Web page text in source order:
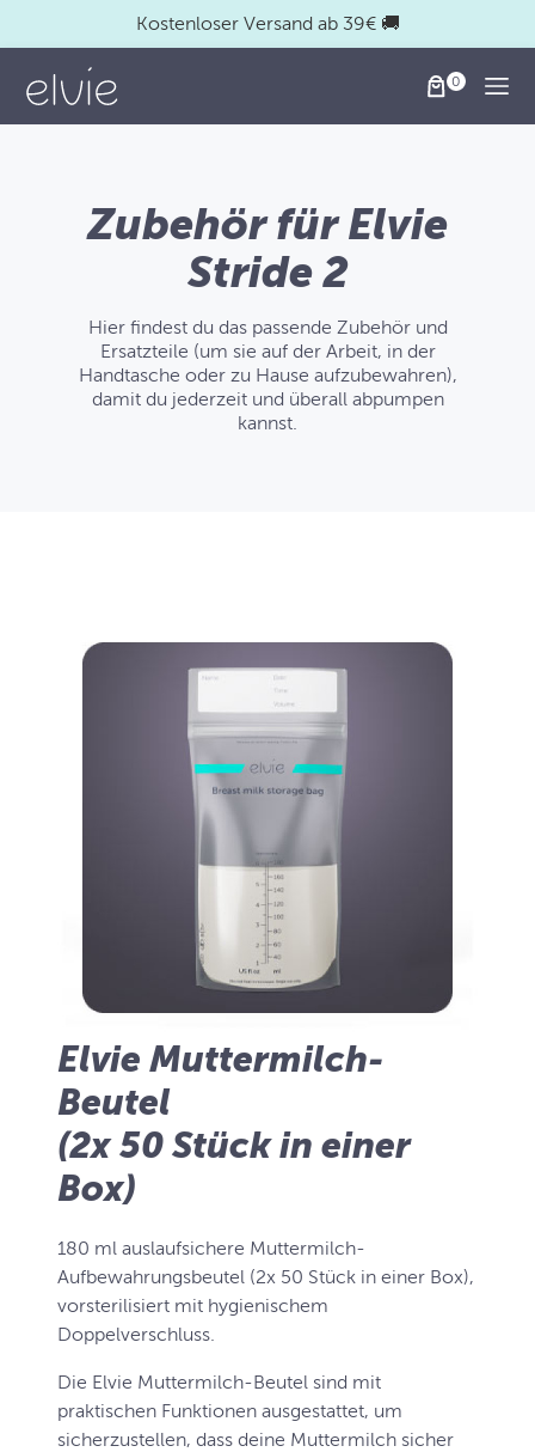
Kostenloser Versand ab 39€ 🚚
Zubehör für Elvie
Stride 2
Hier findest du das passende Zubehör und
Ersatzteile (um sie auf der Arbeit, in der
Handtasche oder zu Hause aufzubewahren),
damit du jederzeit und überall abpumpen
kannst.
Elvie Muttermilch-
Beutel
(2x 50 Stück in einer
Box)
180 ml auslaufsichere Muttermilch-
Aufbewahrungsbeutel (2x 50 Stück in einer Box),
vorsterilisiert mit hygienischem
Doppelverschluss.
Die Elvie Muttermilch-Beutel sind mit
praktischen Funktionen ausgestattet, um
sicherzustellen, dass deine Muttermilch sicher